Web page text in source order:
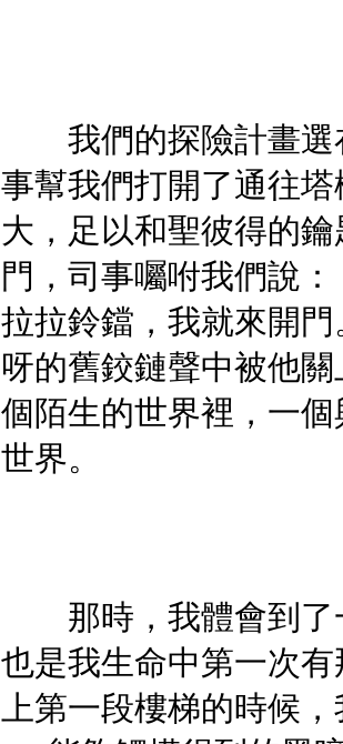
我們的探險計畫選
事幫我們打開了通往
大，足以和聖彼得的
門，司事囑咐我們說
拉拉鈴鐺，我就來開
呀的舊鉸鏈聲中被他
個陌生的世界裡，一
世界。
那時，我體會到了
也是我生命中第一次
上第一段樓梯的時候